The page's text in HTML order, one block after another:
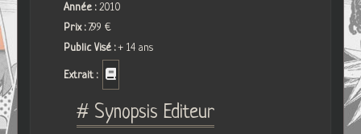
Année :2010
Prix :7.99 €
Public Visé :+ 14 ans
Extrait :
# Synopsis Editeur